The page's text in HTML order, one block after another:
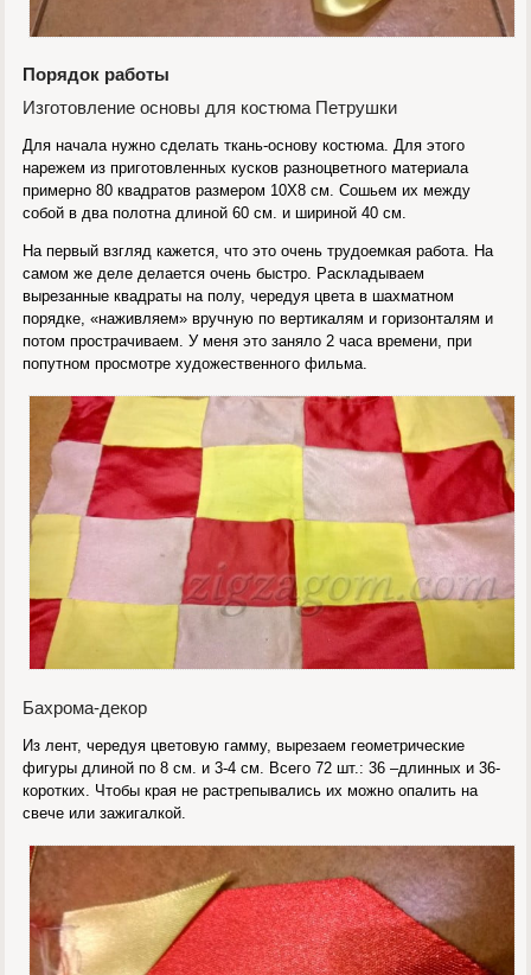
Порядок работы
Изготовление основы для костюма Петрушки
Для начала нужно сделать ткань-основу костюма. Для этого
нарежем из приготовленных кусков разноцветного материала
примерно 80 квадратов размером 10Х8 см. Сошьем их между
собой в два полотна длиной 60 см. и шириной 40 см.
На первый взгляд кажется, что это очень трудоемкая работа. На
самом же деле делается очень быстро. Раскладываем
вырезанные квадраты на полу, чередуя цвета в шахматном
порядке, «наживляем» вручную по вертикалям и горизонталям и
потом прострачиваем. У меня это заняло 2 часа времени, при
попутном просмотре художественного фильма.
Бахрома-декор
Из лент, чередуя цветовую гамму, вырезаем геометрические
фигуры длиной по 8 см. и 3-4 см. Всего 72 шт.: 36 –длинных и 36-
коротких. Чтобы края не растрепывались их можно опалить на
свече или зажигалкой.